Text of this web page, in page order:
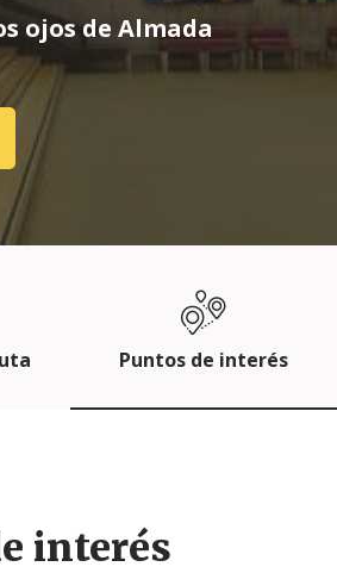
ojos de Almada
Puntos de interés
interés